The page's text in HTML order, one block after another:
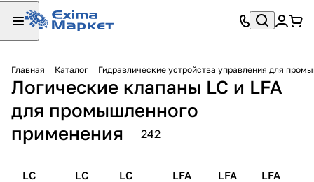
Главная Каталог Гидравлические устройства управления для
Логические клапаны LC и LFA
для промышленного
применения
242
LC
LC
LC
LFA
LFA
LFA